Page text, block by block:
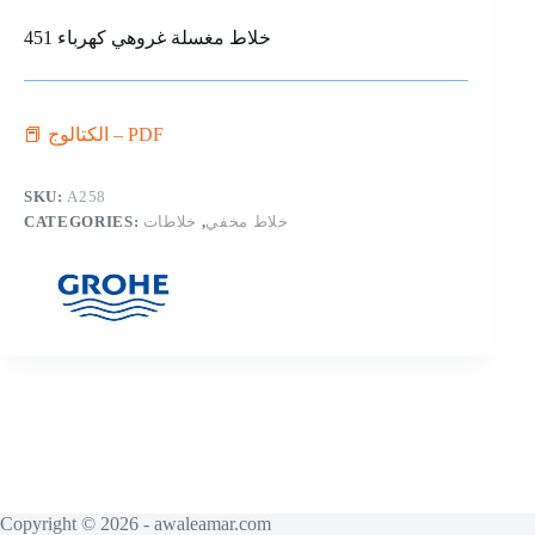
خلاط مغسلة غروهي كهرباء 451
📕 الكتالوج – PDF
SKU:A258
CATEGORIES:
خلاط مخفي, خلاطات
Copyright © 2026 - awaleamar.com